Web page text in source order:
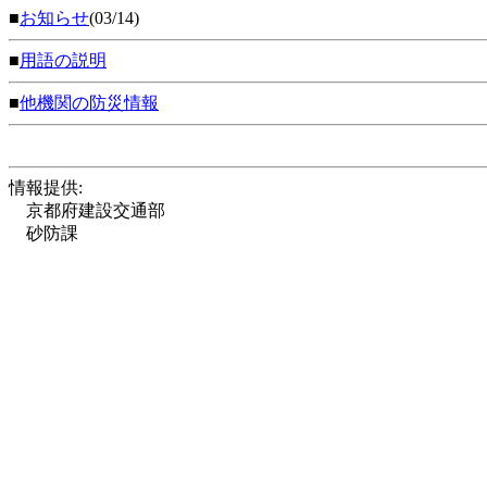
■お知らせ(03/14)
■用語の説明
■他機関の防災情報
情報提供:
京都府建設交通部
砂防課